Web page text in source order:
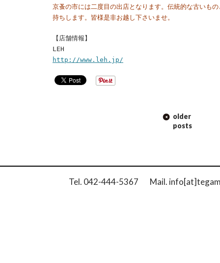
京蚤の市には二度目の出店となります。伝統的な古いも
持ちします。皆様是非お越し下さいませ。
【店舗情報】
LEH
http://www.leh.jp/
older
posts
Tel. 042-444-5367 Mail.